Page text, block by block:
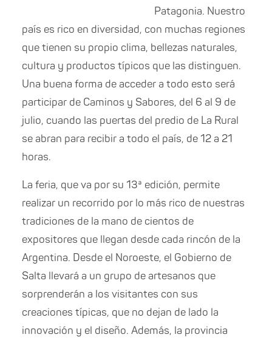
Patagonia. Nuestro
país es rico en diversidad, con muchas regiones
que tienen su propio clima, bellezas naturales,
cultura y productos típicos que las distinguen.
Una buena forma de acceder a todo esto será
participar de Caminos y Sabores, del 6 al 9 de
julio, cuando las puertas del predio de La Rural
se abran para recibir a todo el país, de 12 a 21
horas.
La feria, que va por su 13ª edición, permite
realizar un recorrido por lo más rico de nuestras
tradiciones de la mano de cientos de
expositores que llegan desde cada rincón de la
Argentina. Desde el Noroeste, el Gobierno de
Salta llevará a un grupo de artesanos que
sorprenderán a los visitantes con sus
creaciones típicas, que no dejan de lado la
innovación y el diseño. Además, la provincia